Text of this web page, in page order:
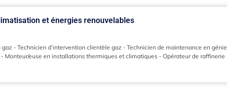
et énergies renouvelables
gaz - Technicien d’intervention clientèle gaz - Technicien de maintenance en génie
- Monteur/euse en installations thermiques et climatiques - Opérateur de raffinerie